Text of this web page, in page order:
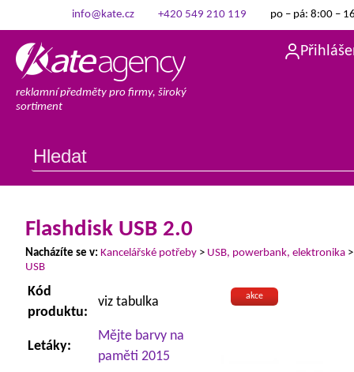
info@kate.cz +420 549 210 119 po – pá: 8:00 –
reklamní předměty pro firmy, široký
sortiment
Flashdisk USB 2.0
Nacházíte se v: Kancelářské potřeby > USB, powerbank, elektronika
USB
akce
Kód
produktu:
viz tabulka
Letáky:
Mějte barvy na
paměti 2015